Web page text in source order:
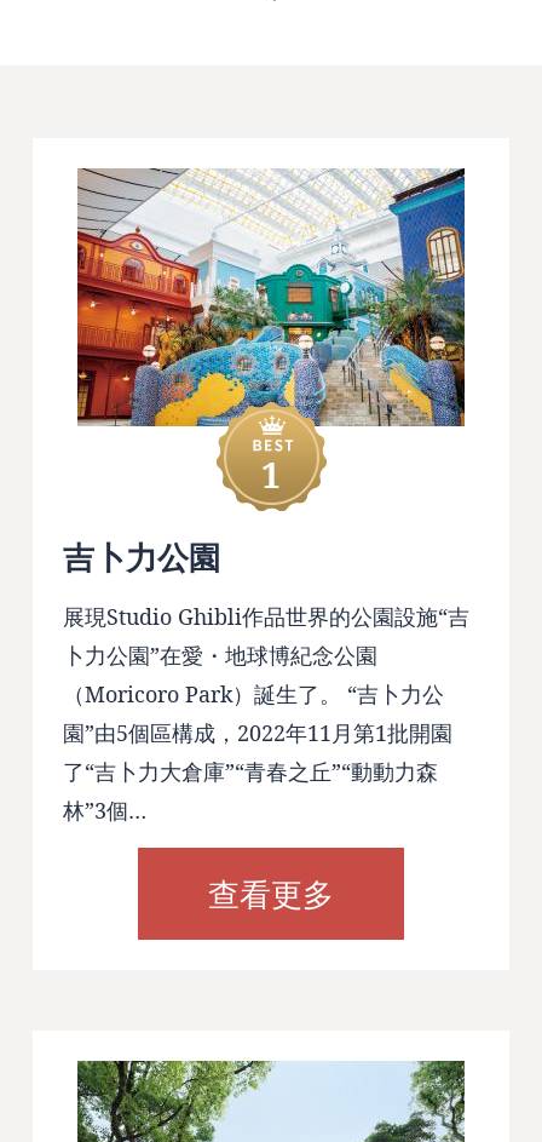
1
吉卜力公園
展現Studio Ghibli作品世界的公園設施“吉
卜力公園”在愛・地球博紀念公園
（Moricoro Park）誕生了。 “吉卜力公
園”由5個區構成，2022年11月第1批開園
了“吉卜力大倉庫”“青春之丘”“動動力森
林”3個…
查看更多